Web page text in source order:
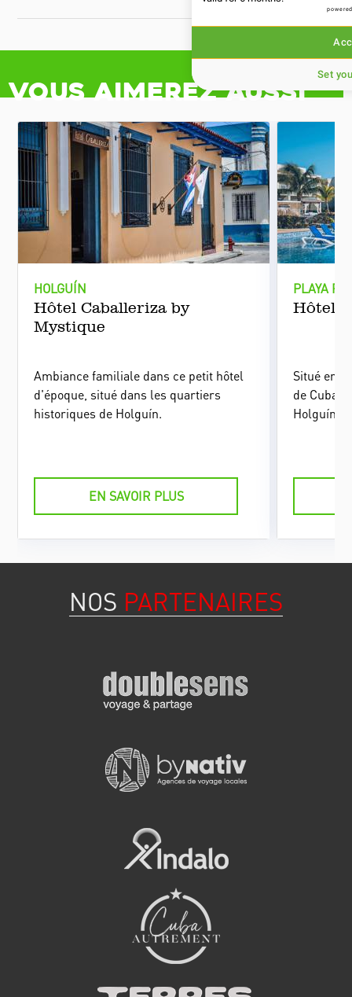
Vous aimerez aussi
HOLGUÍN
Hôtel Caballeriza by
Mystique
Ambiance familiale dans ce petit hôtel
d'époque, situé dans les quartiers
historiques de Holguín.
EN SAVOIR PLUS
PLAYA
Hôtel
Situé en
de Cuba,
Holguín
NOS PARTENAIRES
Set